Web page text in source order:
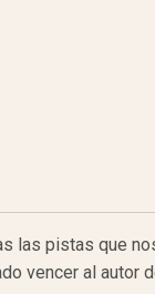
las pistas que
vencer al autor